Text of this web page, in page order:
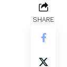
SHARE